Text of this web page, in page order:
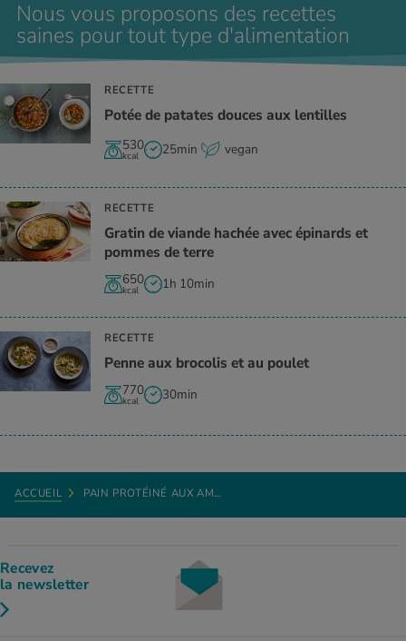
Nous vous proposons des recettes
saines pour tout type d'alimentation
RECETTE
Potée de patates douces aux lentilles
530
kcal 25min vegan
RECETTE
Gratin de viande hachée avec épinards et
pommes de terre
650
kcal 1h 10min
RECETTE
Penne aux brocolis et au poulet
770
kcal 30min
ACCUEIL PAIN PROTÉINÉ AUX AM…
Recevez
la newsletter